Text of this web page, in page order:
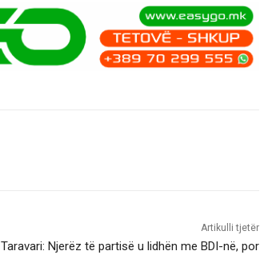
Artikulli tjetër
Taravari: Njerëz të partisë u lidhën me BDI-në, por